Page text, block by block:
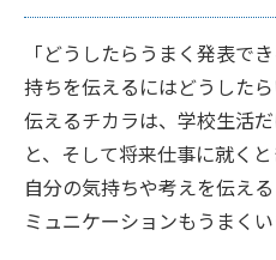
「どうしたらうまく発表で
持ちを伝えるにはどうしたら
伝えるチカラは、学校生活
と、そして将来仕事に就く
自分の気持ちや考えを伝え
ミュニケーションもうまくい